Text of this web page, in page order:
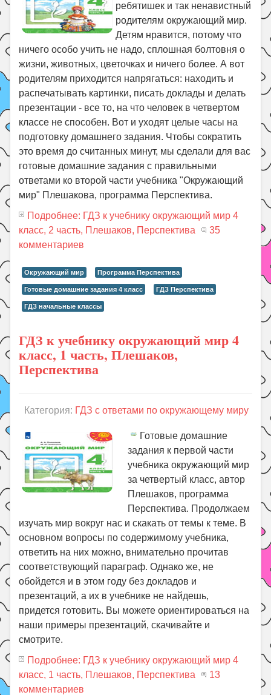
ребятишек и так ненавистный
родителям окружающий мир.
Детям нравится, потому что
ничего особо учить не надо, сплошная болтовня о
жизни, животных, цветочках и ничего более. А вот
родителям приходится напрягаться: находить и
распечатывать картинки, писать доклады и делать
презентации - все то, на что человек в четвертом
классе не способен. Вот и уходят целые часы на
подготовку домашнего задания. Чтобы сократить
это время до считанных минут, мы сделали для вас
готовые домашние задания с правильными
ответами ко второй части учебника "Окружающий
мир" Плешакова, программа Перспектива.
Подробнее: ГДЗ к учебнику окружающий мир 4
класс, 2 часть, Плешаков, Перспектива
35
комментариев
Окружающий мир Программа Перспектива
Готовые домашние задания 4 класс ГДЗ Перспектива
ГДЗ начальные классы
ГДЗ к учебнику окружающий мир 4
класс, 1 часть, Плешаков,
Перспектива
Категория: ГДЗ с ответами по окружающему миру
Готовые домашние
задания к первой части
учебника окружающий мир
за четвертый класс, автор
Плешаков, программа
Перспектива. Продолжаем
изучать мир вокруг нас и скакать от темы к теме. В
основном вопросы по содержимому учебника,
ответить на них можно, внимательно прочитав
соответствующий параграф. Однако же, не
обойдется и в этом году без докладов и
презентаций, а их в учебнике не найдешь,
придется готовить. Вы можете ориентироваться на
наши примеры презентаций, скачивайте и
смотрите.
Подробнее: ГДЗ к учебнику окружающий мир 4
класс, 1 часть, Плешаков, Перспектива
13
комментариев